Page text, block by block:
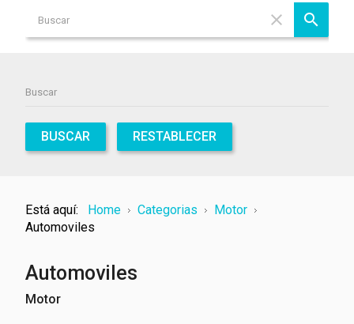
BUSCAR RESTABLECER
Está aquí: Home Categorias
Motor
Automoviles
Automoviles
Motor